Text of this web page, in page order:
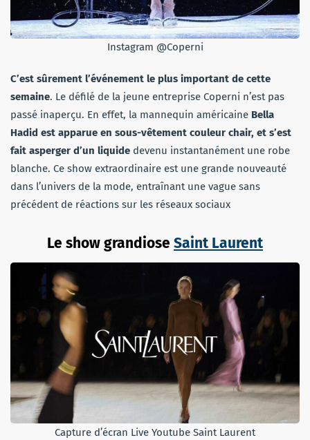
Instagram @Coperni
C’est sûrement l’événement le plus important de cette
semaine. Le défilé de la jeune entreprise Coperni n’est pas
passé inaperçu. En effet, la mannequin américaine Bella
Hadid est apparue en sous-vêtement couleur chair, et s’est
fait asperger d’un liquide devenu instantanément une robe
blanche. Ce show extraordinaire est une grande nouveauté
dans l’univers de la mode, entraînant une vague sans
précédent de réactions sur les réseaux sociaux
Le show grandiose Saint Laurent
Capture d’écran Live Youtube Saint Laurent